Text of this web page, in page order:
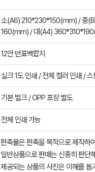
소(A6) 210*230*150(mm) / 중
160(mm) / 대(A4)
12안 반표백합지
실크 1도 인쇄 / 전체 컬러 인쇄 /
기본 벌크 / OPP 포장 별도
전체 인쇄 가능
판촉물은 판촉을 목적으로 제작하
일반상품으로 판매는 신중히 판단
제공되는 상품의 사진은 이해를